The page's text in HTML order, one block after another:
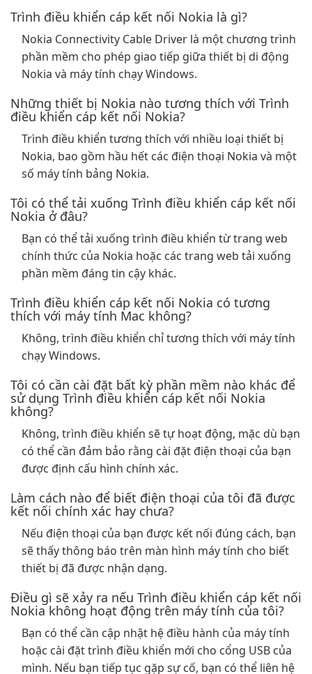
Trình điều khiển cáp kết nối Nokia là gì?
Nokia Connectivity Cable Driver là một chương trình
phần mềm cho phép giao tiếp giữa thiết bị di động
Nokia và máy tính chạy Windows.
Những thiết bị Nokia nào tương thích với Trình
điều khiển cáp kết nối Nokia?
Trình điều khiển tương thích với nhiều loại thiết bị
Nokia, bao gồm hầu hết các điện thoại Nokia và một
số máy tính bảng Nokia.
Tôi có thể tải xuống Trình điều khiển cáp kết nối
Nokia ở đâu?
Bạn có thể tải xuống trình điều khiển từ trang web
chính thức của Nokia hoặc các trang web tải xuống
phần mềm đáng tin cậy khác.
Trình điều khiển cáp kết nối Nokia có tương
thích với máy tính Mac không?
Không, trình điều khiển chỉ tương thích với máy tính
chạy Windows.
Tôi có cần cài đặt bất kỳ phần mềm nào khác để
sử dụng Trình điều khiển cáp kết nối Nokia
không?
Không, trình điều khiển sẽ tự hoạt động, mặc dù bạn
có thể cần đảm bảo rằng cài đặt điện thoại của bạn
được định cấu hình chính xác.
Làm cách nào để biết điện thoại của tôi đã được
kết nối chính xác hay chưa?
Nếu điện thoại của bạn được kết nối đúng cách, bạn
sẽ thấy thông báo trên màn hình máy tính cho biết
thiết bị đã được nhận dạng.
Điều gì sẽ xảy ra nếu Trình điều khiển cáp kết nối
Nokia không hoạt động trên máy tính của tôi?
Bạn có thể cần cập nhật hệ điều hành của máy tính
hoặc cài đặt trình điều khiển mới cho cổng USB của
mình. Nếu bạn tiếp tục gặp sự cố, bạn có thể liên hệ